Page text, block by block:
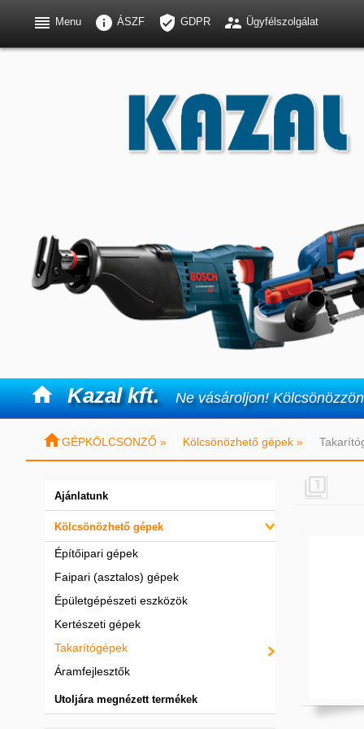
 Kazal kft. Ne vásároljon!
 Menu  ÁSZF  GDPR  Ügyfélszolgálat
GÉPKÖLCSONZŐ » Kölcsönözhető gépek »
Ajánlatunk
Kölcsönözhető gépek
Építőipari gépek
Faipari (asztalos) gépek
Épületgépészeti eszközök
Kertészeti gépek
Takarítógépek
Áramfejlesztők
Utoljára megnézett termékek
